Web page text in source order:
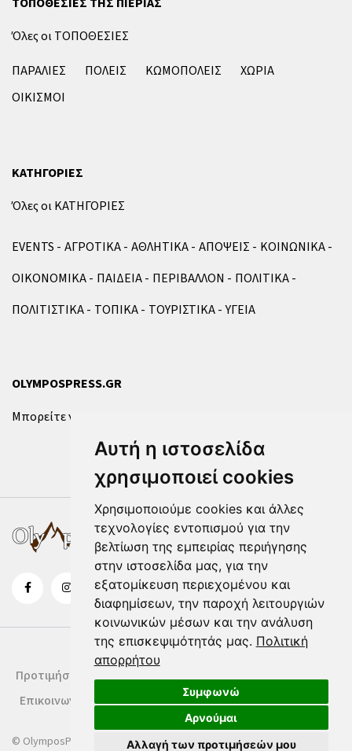
Αυτή η ιστοσελίδα
χρησιμοποιεί cookies
Χρησιμοποιούμε cookies και άλλες
τεχνολογίες εντοπισμού για την
βελτίωση της εμπειρίας περιήγησης
στην ιστοσελίδα μας, για την
εξατομίκευση περιεχομένου και
διαφημίσεων, την παροχή λειτουργιών
κοινωνικών μέσων και την ανάλυση
της επισκεψιμότητάς μας. Πολιτική
απορρήτου
Συμφωνώ
Αρνούμαι
Αλλαγή των προτιμήσεών μου
Όλες οι ΤΟΠΟΘΕΣΙΕΣ
ΠΑΡΑΛΙΕΣ
ΠΟΛΕΙΣ ΚΩΜΟΠΟΛΕΙΣ
ΧΩΡΙΑ
ΟΙΚΙΣΜΟΙ
ΚΑΤΗΓΟΡΙΕΣ
Όλες οι ΚΑΤΗΓΟΡΙΕΣ
EVENTS ΑΓΡΟΤΙΚΑ ΑΘΛΗΤΙΚΑ ΑΠΟΨΕΙΣ
ΚΟΙΝΩΝΙΚΑ
ΟΙΚΟΝΟΜΙΚΑ
ΠΑΙΔΕΙΑ ΠΕΡΙΒΑΛΛΟΝ
ΠΟΛΙΤΙΚΑ
ΠΟΛΙΤΙΣΤΙΚΑ
ΤΟΠΙΚΑ ΤΟΥΡΙΣΤΙΚΑ ΥΓΕΙΑ
OLYMPOSPRESS.GR
Μπορείτε να επικοινωνήσετε μαζί μας μέσω της
Προτιμήσεις Cookies Δήλωση Cookies Όροι Χρήσης
Επικοινωνία
© OlymposPress.gr